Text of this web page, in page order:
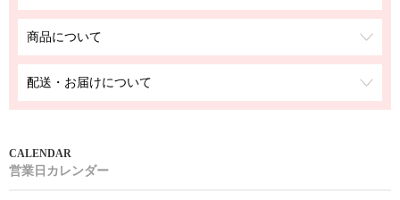
商品について
配送・お届けについて
営業日カレンダー